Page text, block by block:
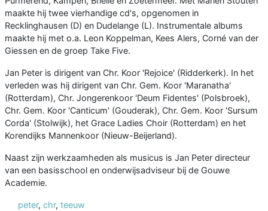
maakte hij twee vierhandige cd's, opgenomen in
Recklinghausen (D) en Dudelange (L). Instrumentale albums
maakte hij met o.a. Leon Koppelman, Kees Alers, Corné van der
Giessen en de groep Take Five.
Jan Peter is dirigent van Chr. Koor 'Rejoice' (Ridderkerk). In het
verleden was hij dirigent van Chr. Gem. Koor 'Maranatha'
(Rotterdam), Chr. Jongerenkoor 'Deum Fidentes' (Polsbroek),
Chr. Gem. Koor 'Canticum' (Gouderak), Chr. Gem. Koor 'Sursum
Corda' (Stolwijk), het Grace Ladies Choir (Rotterdam) en het
Korendijks Mannenkoor (Nieuw-Beijerland).
Naast zijn werkzaamheden als musicus is Jan Peter directeur
van een basisschool en onderwijsadviseur bij de Gouwe
Academie.
peter, chr, teeuw